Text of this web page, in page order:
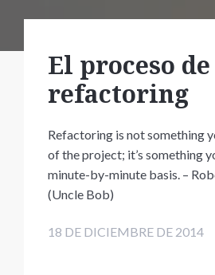
El proceso de
refactoring
Refactoring is not something
of the project; it’s something
minute-by-minute basis. –
(Uncle Bob)
18 DE DICIEMBRE DE 2014